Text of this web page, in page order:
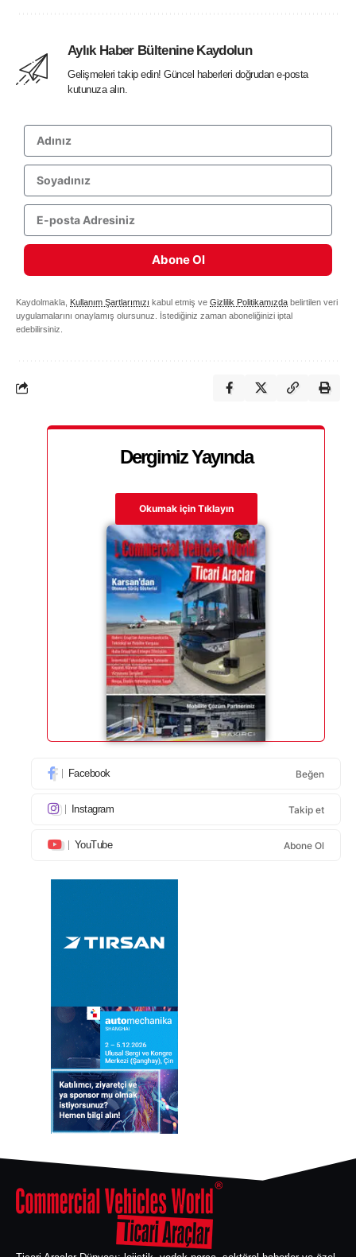
Aylık Haber Bültenine Kaydolun
Gelişmeleri takip edin! Güncel haberleri doğrudan e-posta
kutunuza alın.
Abone Ol
Kaydolmakla, Kullanım Şartlarımızı kabul etmiş ve Gizlilik Politikamızda belirtilen veri
uygulamalarını onaylamış olursunuz. İstediğiniz zaman aboneliğinizi iptal
edebilirsiniz.
Dergimiz Yayında
Okumak için Tıklayın
Facebook Beğen
Instagram Takip et
YouTube Abone Ol